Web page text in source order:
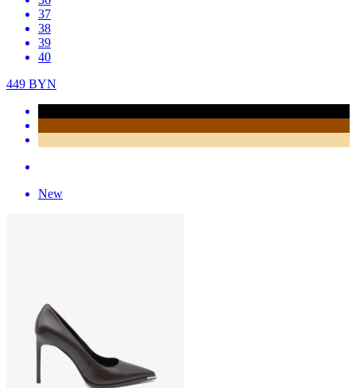
37
38
39
40
449 BYN
New